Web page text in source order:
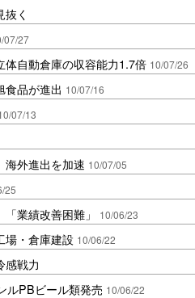
く
07/27
自動倉庫の収容能力1.7倍 10/07/26
食品が進出 10/07/16
07/13
海外進出を加速 10/07/05
25
業績改善困難」 10/06/23
場・倉庫建設 10/06/22
感戦力
ルPBビール類発売 10/06/22